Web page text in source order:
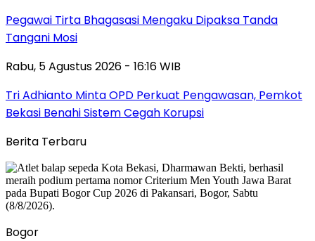
Pegawai Tirta Bhagasasi Mengaku Dipaksa Tanda
Tangani Mosi
Rabu, 5 Agustus 2026 - 16:16 WIB
Tri Adhianto Minta OPD Perkuat Pengawasan, Pemkot
Bekasi Benahi Sistem Cegah Korupsi
Berita Terbaru
Bogor